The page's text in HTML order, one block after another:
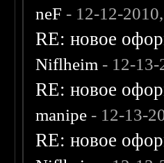
neF - 12-12-
RE: новое
Niflheim - 12-
RE: новое
manipe - 12-13-
RE: новое